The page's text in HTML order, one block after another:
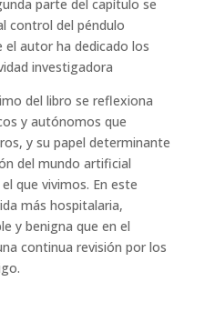
parte del capítulo se
control del péndulo
autor ha dedicado los
investigadora
del libro se reflexiona
y autónomos que
y su papel determinante
del mundo artificial
que vivimos. En este
más hospitalaria,
y benigna que en el
continua revisión por los